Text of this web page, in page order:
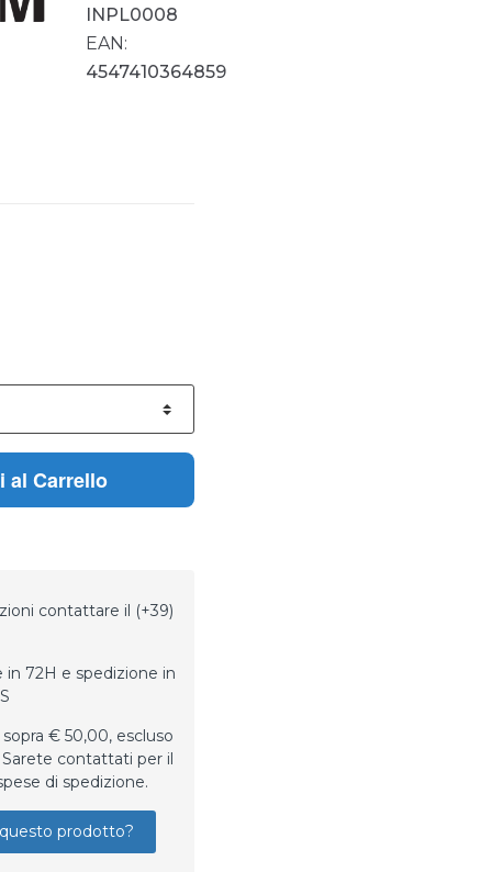
INPL0008
EAN:
4547410364859
Carrello
contattare il (+39)
72H e spedizione in
€ 50,00, escluso
contattati per il
di spedizione.
prodotto?